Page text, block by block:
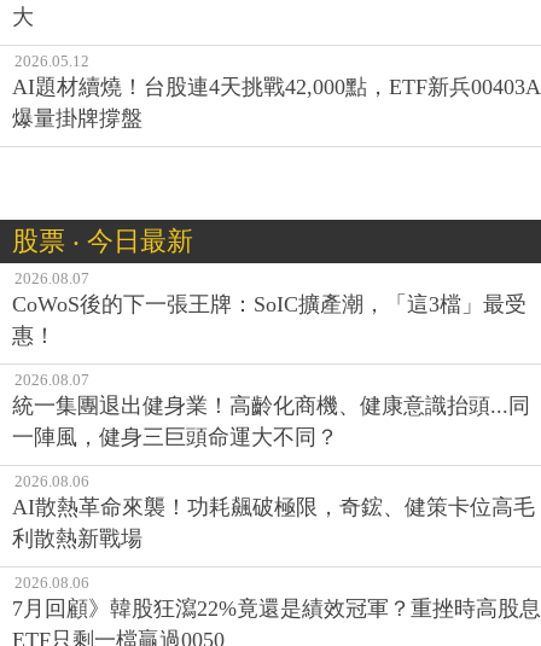
大
2026.05.12
AI題材續燒！台股連4天挑戰42,000點，ETF新兵00403A
爆量掛牌撐盤
股票 ‧ 今日最新
2026.08.07
CoWoS後的下一張王牌：SoIC擴產潮，「這3檔」最受
惠！
2026.08.07
統一集團退出健身業！高齡化商機、健康意識抬頭...同
一陣風，健身三巨頭命運大不同？
2026.08.06
AI散熱革命來襲！功耗飆破極限，奇鋐、健策卡位高毛
利散熱新戰場
2026.08.06
7月回顧》韓股狂瀉22%竟還是績效冠軍？重挫時高股息
ETF只剩一檔贏過0050